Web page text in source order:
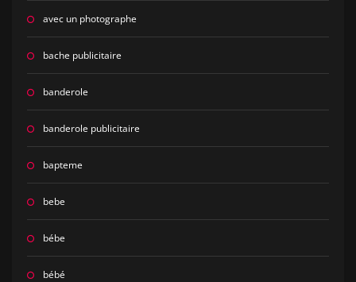
avec un photographe
bache publicitaire
banderole
banderole publicitaire
bapteme
bebe
bébe
bébé